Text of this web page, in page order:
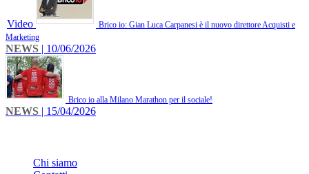
Video
Brico io: Gian Luca Carpanesi è il nuovo direttore Acquisti e
Marketing
NEWS | 10/06/2026
Brico io alla Milano Marathon per il sociale!
NEWS | 15/04/2026
Chi siamo